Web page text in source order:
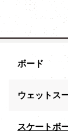
ボード
ウェットス
スケートボ